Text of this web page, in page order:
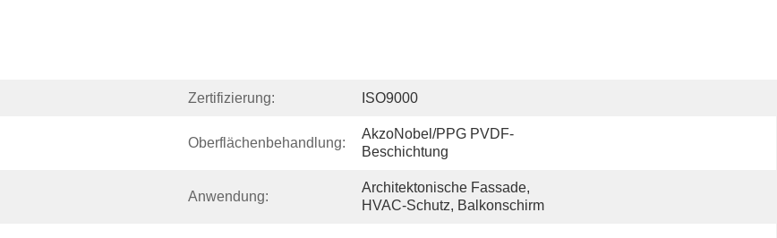
Zertifizierung: ISO9000
Oberflächenbehandlung:
AkzoNobel/PPG PVDF-
Beschichtung
Anwendung:
Architektonische Fassade,
HVAC-Schutz, Balkonschirm